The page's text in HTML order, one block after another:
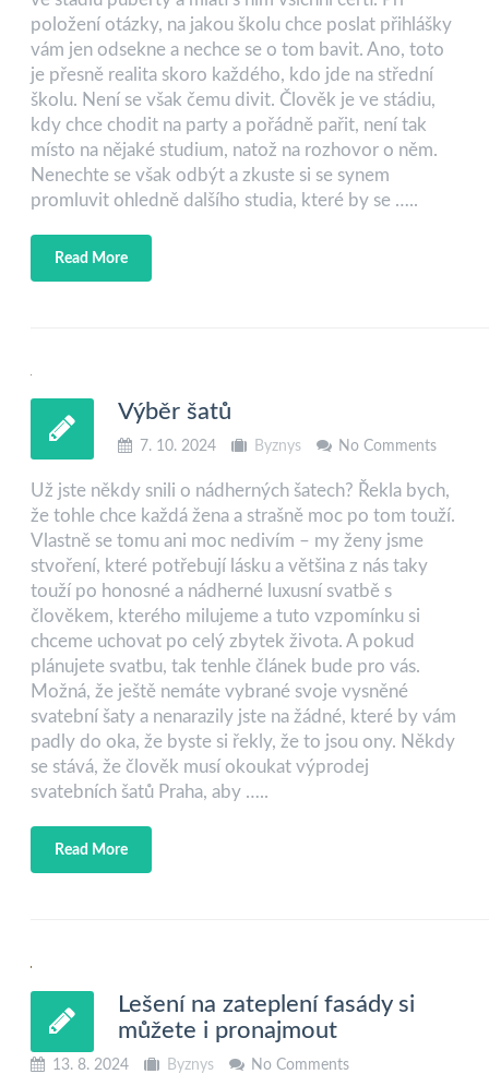
položení otázky, na jakou školu chce poslat přihlášky
vám jen odsekne a nechce se o tom bavit. Ano, toto
je přesně realita skoro každého, kdo jde na střední
školu. Není se však čemu divit. Člověk je ve stádiu,
kdy chce chodit na party a pořádně pařit, není tak
místo na nějaké studium, natož na rozhovor o něm.
Nenechte se však odbýt a zkuste si se synem
promluvit ohledně dalšího studia, které by se …..
Read More
Výběr šatů
7. 10. 2024 Byznys No Comments
Už jste někdy snili o nádherných šatech? Řekla bych,
že tohle chce každá žena a strašně moc po tom touží.
Vlastně se tomu ani moc nedivím – my ženy jsme
stvoření, které potřebují lásku a většina z nás taky
touží po honosné a nádherné luxusní svatbě s
člověkem, kterého milujeme a tuto vzpomínku si
chceme uchovat po celý zbytek života. A pokud
plánujete svatbu, tak tenhle článek bude pro vás.
Možná, že ještě nemáte vybrané svoje vysněné
svatební šaty a nenarazily jste na žádné, které by vám
padly do oka, že byste si řekly, že to jsou ony. Někdy
se stává, že člověk musí okoukat výprodej
svatebních šatů Praha, aby …..
Read More
Lešení na zateplení fasády si
můžete i pronajmout
13. 8. 2024 Byznys No Comments